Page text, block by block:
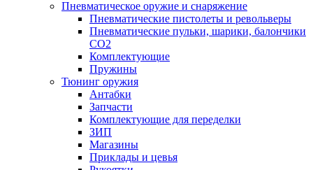
Пневматическое оружие и снаряжение
Пневматические пистолеты и револьверы
Пневматические пульки, шарики, балончики
CO2
Комплектующие
Пружины
Тюнинг оружия
Антабки
Запчасти
Комплектующие для переделки
ЗИП
Магазины
Приклады и цевья